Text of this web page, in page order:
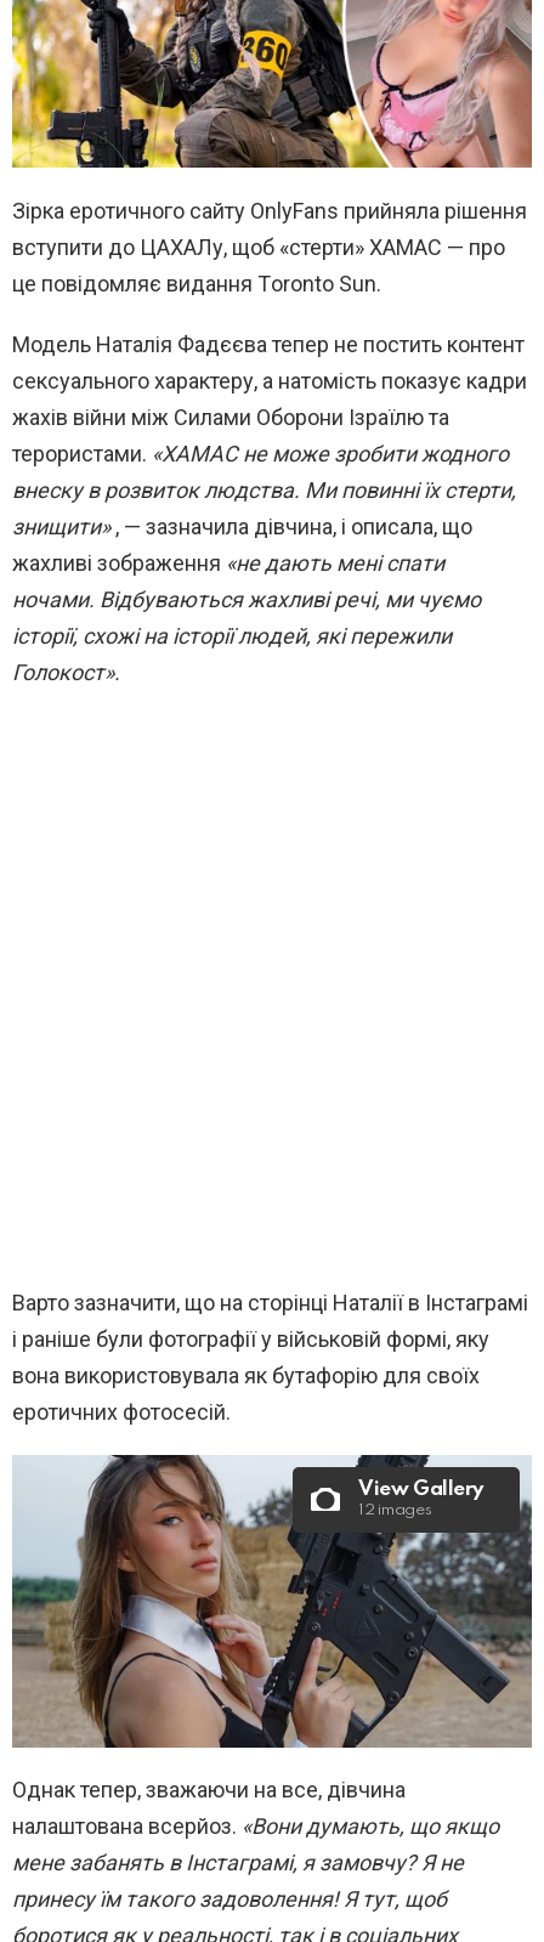
Зірка еротичного сайту OnlyFans прийняла рішення
вступити до ЦАХАЛу, щоб «стерти» ХАМАС — про
це повідомляє видання Тoronto Sun.
Модель Наталія Фадєєва тепер не постить контент
сексуального характеру, а натомість показує кадри
жахів війни між Силами Оборони Ізраїлю та
терористами. «ХАМАС не може зробити жодного
внеску в розвиток людства. Ми повинні їх стерти,
знищити», — зазначила дівчина, і описала, що
жахливі зображення «не дають мені спати
ночами. Відбуваються жахливі речі, ми чуємо
історії, схожі на історії людей, які пережили
Голокост».
Варто зазначити, що на сторінці Наталії в Інстаграмі
і раніше були фотографії у військовій формі, яку
вона використовувала як бутафорію для своїх
еротичних фотосесій.
View Gallery
12 images
Однак тепер, зважаючи на все, дівчина
налаштована всерйоз. «Вонидумають, що якщо
мене забанять в Інстаграмі, я замовчу? Я не
принесу їм такого задоволення! Я тут, щоб
боротися як у реальності, так і в соціальних